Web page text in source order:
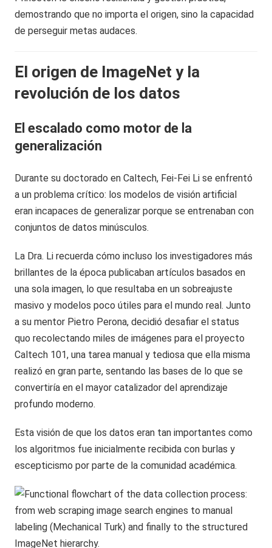
demostrando que no importa el origen, sino la capacidad
de perseguir metas audaces.
El origen de ImageNet y la
revolución de los datos
El escalado como motor de la
generalización
Durante su doctorado en Caltech, Fei-Fei Li se enfrentó
a un problema crítico: los modelos de visión artificial
eran incapaces de generalizar porque se entrenaban con
conjuntos de datos minúsculos.
La Dra. Li recuerda cómo incluso los investigadores más
brillantes de la época publicaban artículos basados en
una sola imagen, lo que resultaba en un sobreajuste
masivo y modelos poco útiles para el mundo real. Junto
a su mentor Pietro Perona, decidió desafiar el status
quo recolectando miles de imágenes para el proyecto
Caltech 101, una tarea manual y tediosa que ella misma
realizó en gran parte, sentando las bases de lo que se
convertiría en el mayor catalizador del aprendizaje
profundo moderno.
Esta visión de que los datos eran tan importantes como
los algoritmos fue inicialmente recibida con burlas y
escepticismo por parte de la comunidad académica.